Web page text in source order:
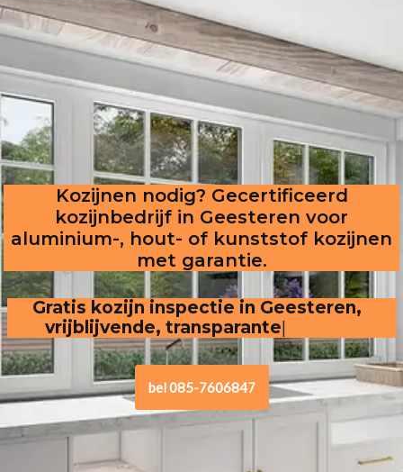
Kozijnen nodig? Gecertificeerd
kozijnbedrijf in Geesteren voor
aluminium-, hout- of kunststof kozijnen
met garantie.
Gratis kozijn inspectie in Geesteren,
vrijblijvende, transparante offerte
bel 085-7606847